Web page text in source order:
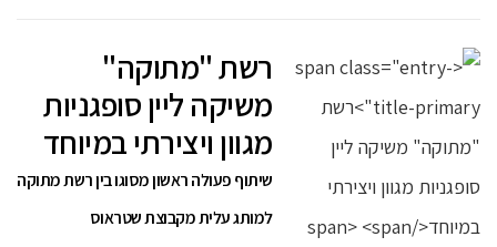
רשת "מתוקה"
משיקה ליין סופגניות
מגוון ויצירתי במיוחד
שיתוף פעולה ראשון מסוגו בין רשת מתוקה
למותג עלית מקבוצת שטראוס